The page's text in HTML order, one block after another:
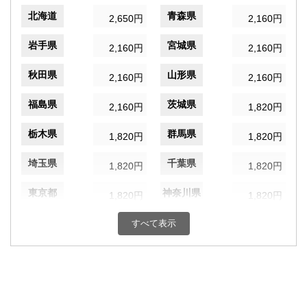
北海道 2,650円 青森県 2,160円
岩手県 2,160円 宮城県 2,160円
秋田県 2,160円 山形県 2,160円
福島県 2,160円 茨城県 1,820円
栃木県 1,820円 群馬県 1,820円
埼玉県 1,820円 千葉県 1,820円
東京都 1,820円 神奈川県 1,820円
1,820円 富山県
すべて表示